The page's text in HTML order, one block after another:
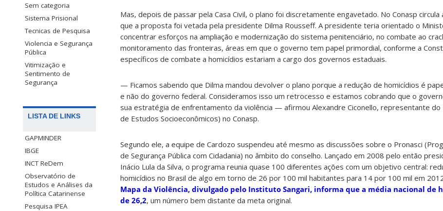
Sem categoria
Sistema Prisional
Tecnicas de Pesquisa
Violencia e Segurança
Pública
Vitimização e
Sentimento de
Segurança
LISTA DE LINKS
GAPMINDER
IBGE
INCT ReDem
Observatório de
Estudos e Análises da
Política Catarinense
Pesquisa IPEA
Mas, depois de passar pela Casa Civil, o plano foi discretamente engavetado. No Conasp circula
que a proposta foi vetada pela presidente Dilma Rousseff. A presidente teria orientado o
concentrar esforços na ampliação e modernização do sistema penitenciário, no combate ao
monitoramento das fronteiras, áreas em que o governo tem papel primordial, conforme a
específicos de combate a homicídios estariam a cargo dos governos estaduais.
— Ficamos sabendo que Dilma mandou devolver o plano porque a redução de homicídios é
e não do governo federal. Consideramos isso um retrocesso e estamos cobrando que o
sua estratégia de enfrentamento da violência — afirmou Alexandre Ciconello, representante
de Estudos Socioeconômicos) no Conasp.
Segundo ele, a equipe de Cardozo suspendeu até mesmo as discussões sobre o Pronasci
de Segurança Pública com Cidadania) no âmbito do conselho. Lançado em 2008 pelo então
Inácio Lula da Silva, o programa reunia quase 100 diferentes ações com um objetivo central:
homicídios no Brasil de algo em torno de 26 por 100 mil habitantes para 14 por 100 mil em
Mapa da Violência, divulgado pelo Instituto Sangari, informa que a média nacional de
de 26,2, um número bem distante da meta original.